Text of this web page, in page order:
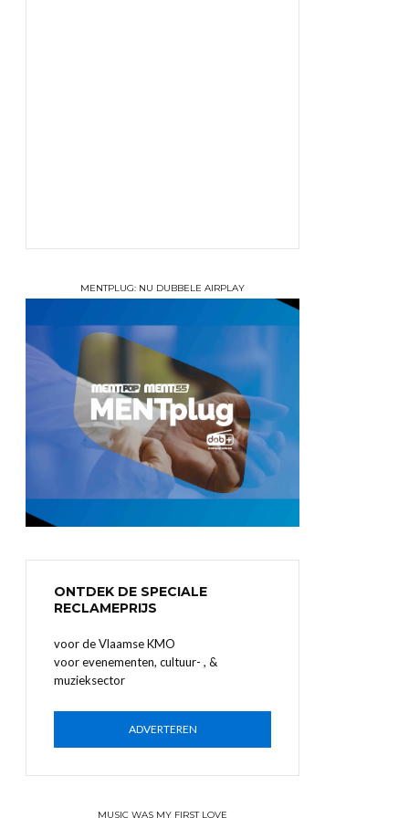
MENTPLUG: NU DUBBELE AIRPLAY
ONTDEK DE SPECIALE
RECLAMEPRIJS
voor de Vlaamse KMO
voor evenementen, cultuur- , &
muzieksector
ADVERTEREN
MUSIC WAS MY FIRST LOVE